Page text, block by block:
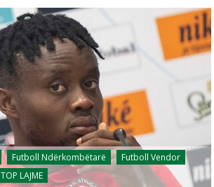
Futboll Ndërkombëtarë
Futboll Vendor
TOP LAJME